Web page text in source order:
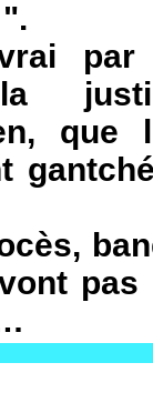
par
que
pas